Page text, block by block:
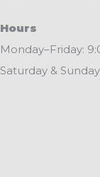
Hours
Monday–Friday:
Saturday &